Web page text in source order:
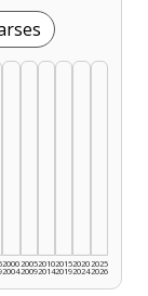
2000
2004
2005
2009
2010
2014
2015
2019
2020
2024
2025
2026